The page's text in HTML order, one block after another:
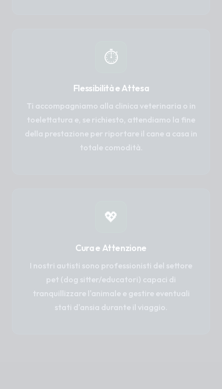
⏱️
Flessibilità e Attesa
Ti accompagniamo alla clinica veterinaria o in
toelettatura e, se richiesto, attendiamo la fine
della prestazione per riportare il cane a casa in
totale comodità.
💖
Cura e Attenzione
I nostri autisti sono professionisti del settore
pet (dog sitter/educatori) capaci di
tranquillizzare l'animale e gestire eventuali
stati d'ansia durante il viaggio.